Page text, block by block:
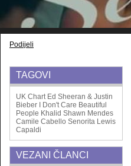
Podijeli
TAGOVI
UK Chart Ed Sheeran & Justin
Bieber
I Don't Care Beautiful
People Khalid Shawn Mendes
Camile Cabello Senorita Lewis
Capaldi
VEZANI ČLANCI